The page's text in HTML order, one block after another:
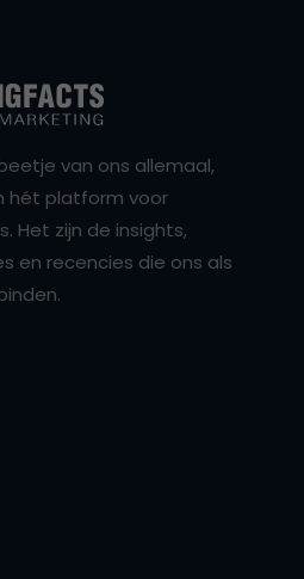
van ons allemaal,
hét platform voor
Het zijn de insights,
en recencies die ons als